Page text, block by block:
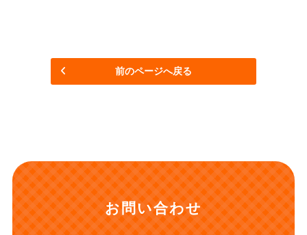
前のページへ戻る
お問い合わせ